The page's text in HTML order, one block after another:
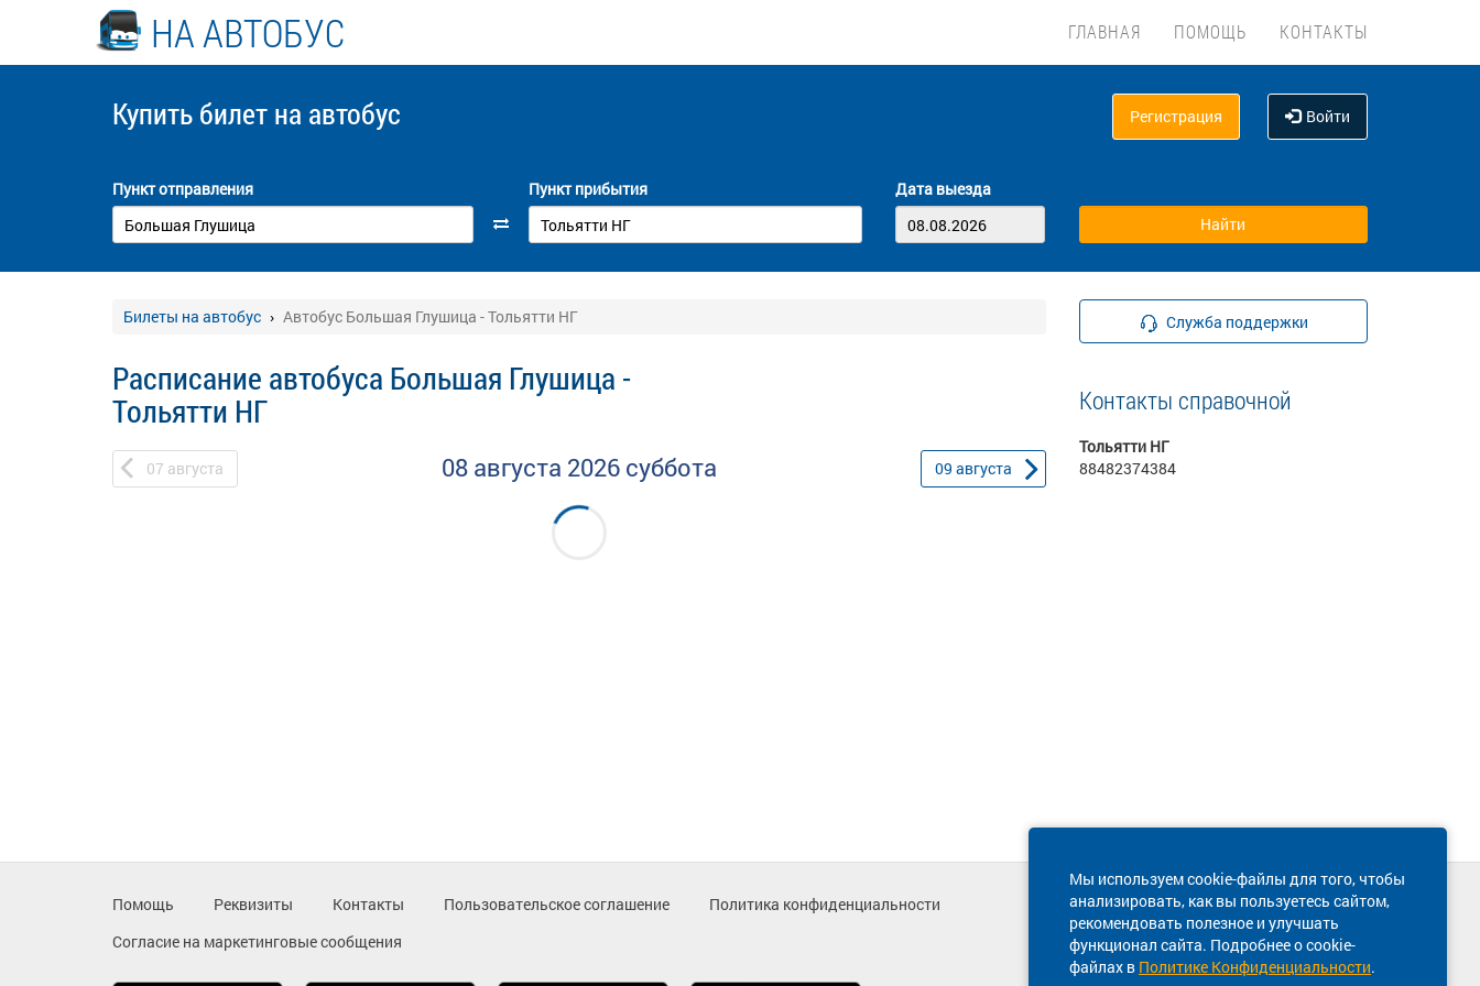
НА АВТОБУС ГЛАВНАЯ ПОМОЩЬ КОНТАКТЫ
Купить билет на автобус Регистрация Войти
Пункт отправления Пункт прибытия Дата выезда
Билеты на автобус Автобус Большая Глушица - Тольятти НГ
Расписание автобуса Большая Глушица -
Тольятти НГ
07 августа 08 августа 2026 суббота 09 августа
Служба поддержки
Контакты справочной
Тольятти НГ
88482374384
Мы используем cookie-файлы для того, чтобы
анализировать, как вы пользуетесь сайтом,
рекомендовать полезное и улучшать
функционал сайта. Подробнее о cookie-
файлах в Политике Конфиденциальности.
Помощь Реквизиты Контакты Пользовательское соглашение
Политика конфиденциальности
Согласие на маркетинговые сообщения
Техническая поддержка сайта
8 800 600-03-38